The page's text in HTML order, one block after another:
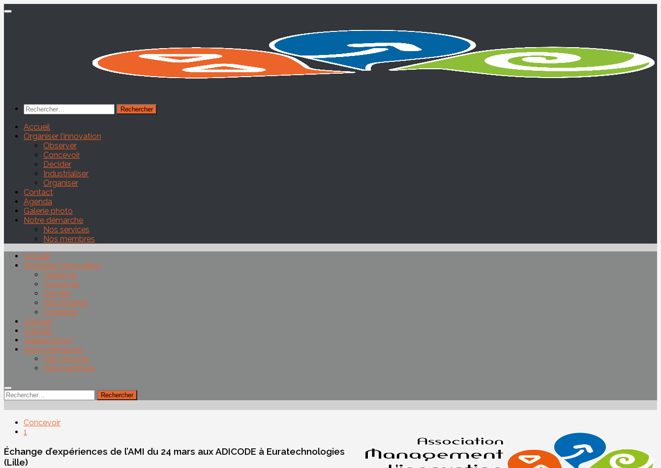
Skip
Rechercher :
Accueil
Organiser l’innovation
Observer
Concevoir
Décider
Industrialiser
Organiser
Contact
Agenda
Galerie photo
Notre démarche
Nos services
Nos membres
Accueil
Organiser l’innovation
Observer
Concevoir
Décider
Industrialiser
Organiser
Contact
Agenda
Galerie photo
Notre démarche
Nos services
Nos membres
Rechercher :
Concevoir
1
Échange d’expériences de l’AMI du 24 mars aux ADICODE à Euratechnologies
(Lille)